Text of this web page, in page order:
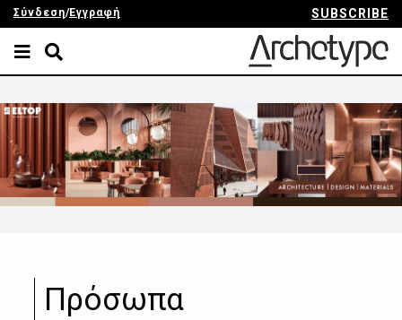
Σύνδεση/Εγγραφή SUBSCRIBE
Πρόσωπα